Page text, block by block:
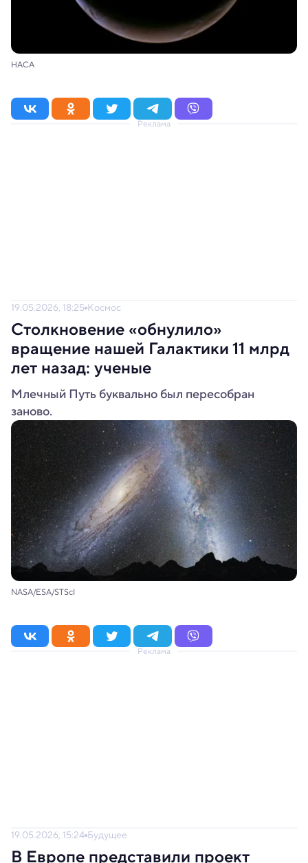
НАСА
Реклама
19.05.2026, 18:25 Космос
Столкновение «обнулило»
вращение нашей Галактики 11 млрд
лет назад: ученые
Млечный Путь буквально был пересобран
заново.
NASA/ESA/STScI
Реклама
19.05.2026, 15:24 Будущее
В Европе представили проект